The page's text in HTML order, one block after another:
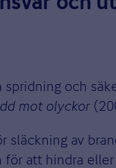
och
mot olyckor
av
att hindra